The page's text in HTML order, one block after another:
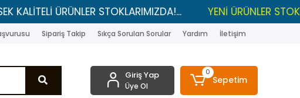
ÜRÜNLER STOKLARIMIZDA!... YENİ ÜRÜNLER STOKLARDA
Sipariş Takip Sıkça Sorulan Sorular Yardım İletişim
Giriş Yap
Üye Ol
0
Sepetim